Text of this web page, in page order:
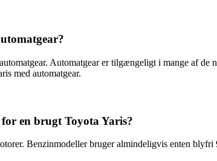
Automatgear er tilgængeligt i mange af
med automatgear.
en brugt Toyota Yaris?
Benzinmodeller bruger almindeligvis enten